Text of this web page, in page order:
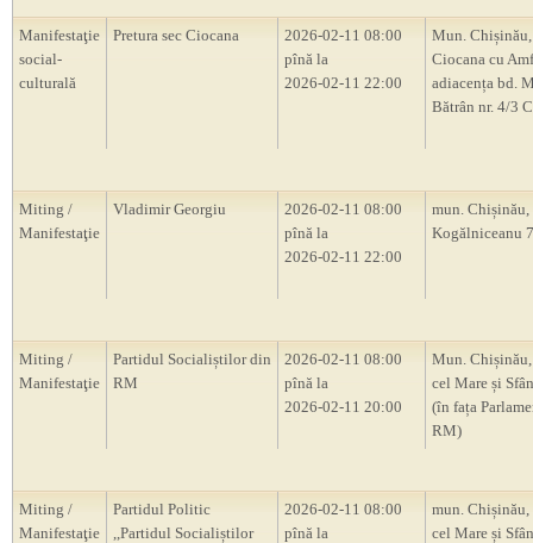
Manifestaţie
social-
culturală
Pretura sec Ciocana
2026-02-11 08:00
pînă la
2026-02-11 22:00
Mun.
Ciocana cu
adiacența bd.
Bătrân nr. 4/3
Miting /
Manifestaţie
Vladimir Georgiu
2026-02-11 08:00
pînă la
2026-02-11 22:00
mun. Chișinău,
Kogălniceanu
Miting /
Manifestaţie
Partidul Socialiștilor din
RM
2026-02-11 08:00
pînă la
2026-02-11 20:00
Mun.
cel Mare și
(în fața
RM)
Miting /
Manifestaţie
Partidul Politic
,,Partidul Socialiștilor
2026-02-11 08:00
pînă la
mun. Chișinău,
cel Mare și